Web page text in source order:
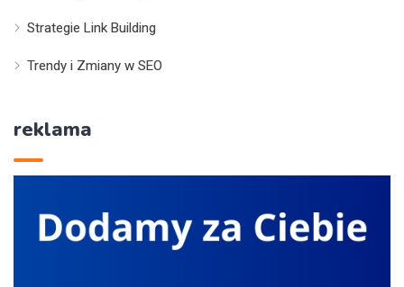
Strategie Link Building
Trendy i Zmiany w SEO
reklama